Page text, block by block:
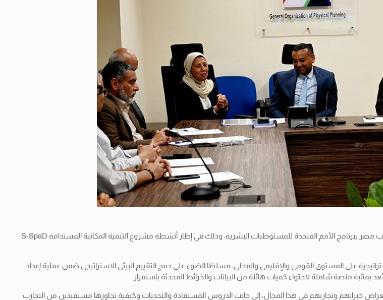
نظمت الهيئة العامة للتخطيط العمراني ورشة عمل لتبادل الخبرات والمعرفة مع فريق عمل مكتب مصر ببرنامج الأمم المتحدة للمستوطنات البشرية، وذلك في إطار أنشطة مشروع التنمية المكانية المستدامة S-SpaD
على المستوى القومي والإقليمي والمحلي، مسلطًا الضوء على دمج التقييم البيئي الاستراتيجي ضمن عملية إعداد
بمثابة منصة شاملة لاحتواء كميات هائلة من البيانات والخرائط المحدثة باستمرار.
خبراتهم وتجاربهم في هذا المجال، إلى جانب الدروس المستفادة والتحديات وكيفية تجاوزها مستفيدين من التجارب